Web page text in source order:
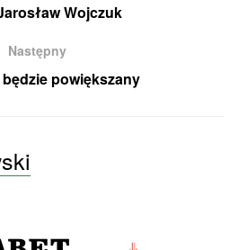
Wojczuk
Następny
powiększany